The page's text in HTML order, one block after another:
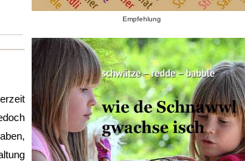
Empfehlung